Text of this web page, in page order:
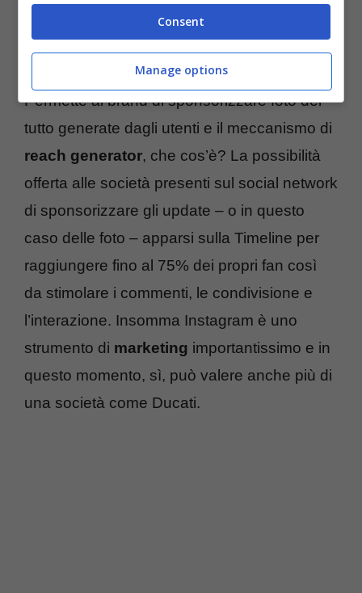
vintage. E’ un contenitore
immenso di dati preziosi che informa sulle
preferenze degli utenti e sulle loro abitudini.
Permette ai brand di sponsorizzare foto del
tutto generate dagli utenti e il meccanismo di
reach generator, che cos’è? La possibilità
offerta alle società presenti sul social network
di sponsorizzare gli update – o in questo
caso delle foto – apparsi sulla Timeline per
raggiungere fino al 75% dei propri fan così
da stimolare i commenti, le condivisione e
l’interazione. Insomma Instagram è uno
strumento di marketing importantissimo e in
questo momento, sì, può valere anche più di
una società come Ducati.
Consent
Manage options